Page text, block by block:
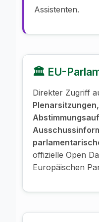
Assistenten.
🏛️ EU-
Direkter Zugriff
Plenarsitzungen,
offizielle Open
Europäischen